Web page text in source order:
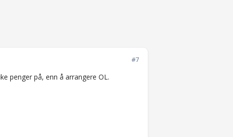
#7
penger på, enn å arrangere OL.